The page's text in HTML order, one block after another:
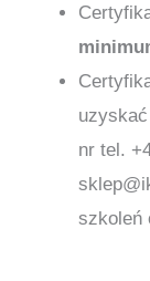
uzyskać
nr tel.
szkoleń